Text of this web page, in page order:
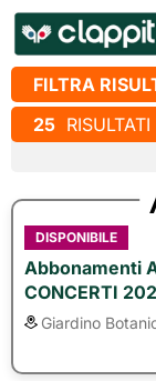
FILTRA
25
DISPONIBILE
Abbonamenti
CONCERTI
Giardino